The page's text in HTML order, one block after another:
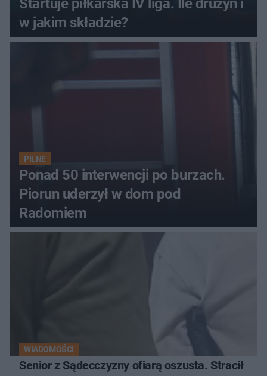
w jakim składzie?
PILNE
Ponad 50 interwencji po burzach.
Piorun uderzył w dom pod
Radomiem
WIADOMOŚCI
Senior z Sądecczyzny ofiarą oszusta. Stracił